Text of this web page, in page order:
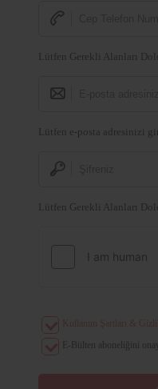
Lütfen Gerekli Alanları
Lütfen e-posta adresinizi
Lütfen Gerekli Alanları
E-Bülten aboneliğini